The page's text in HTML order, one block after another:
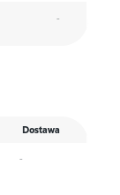
-
Dostawa
-